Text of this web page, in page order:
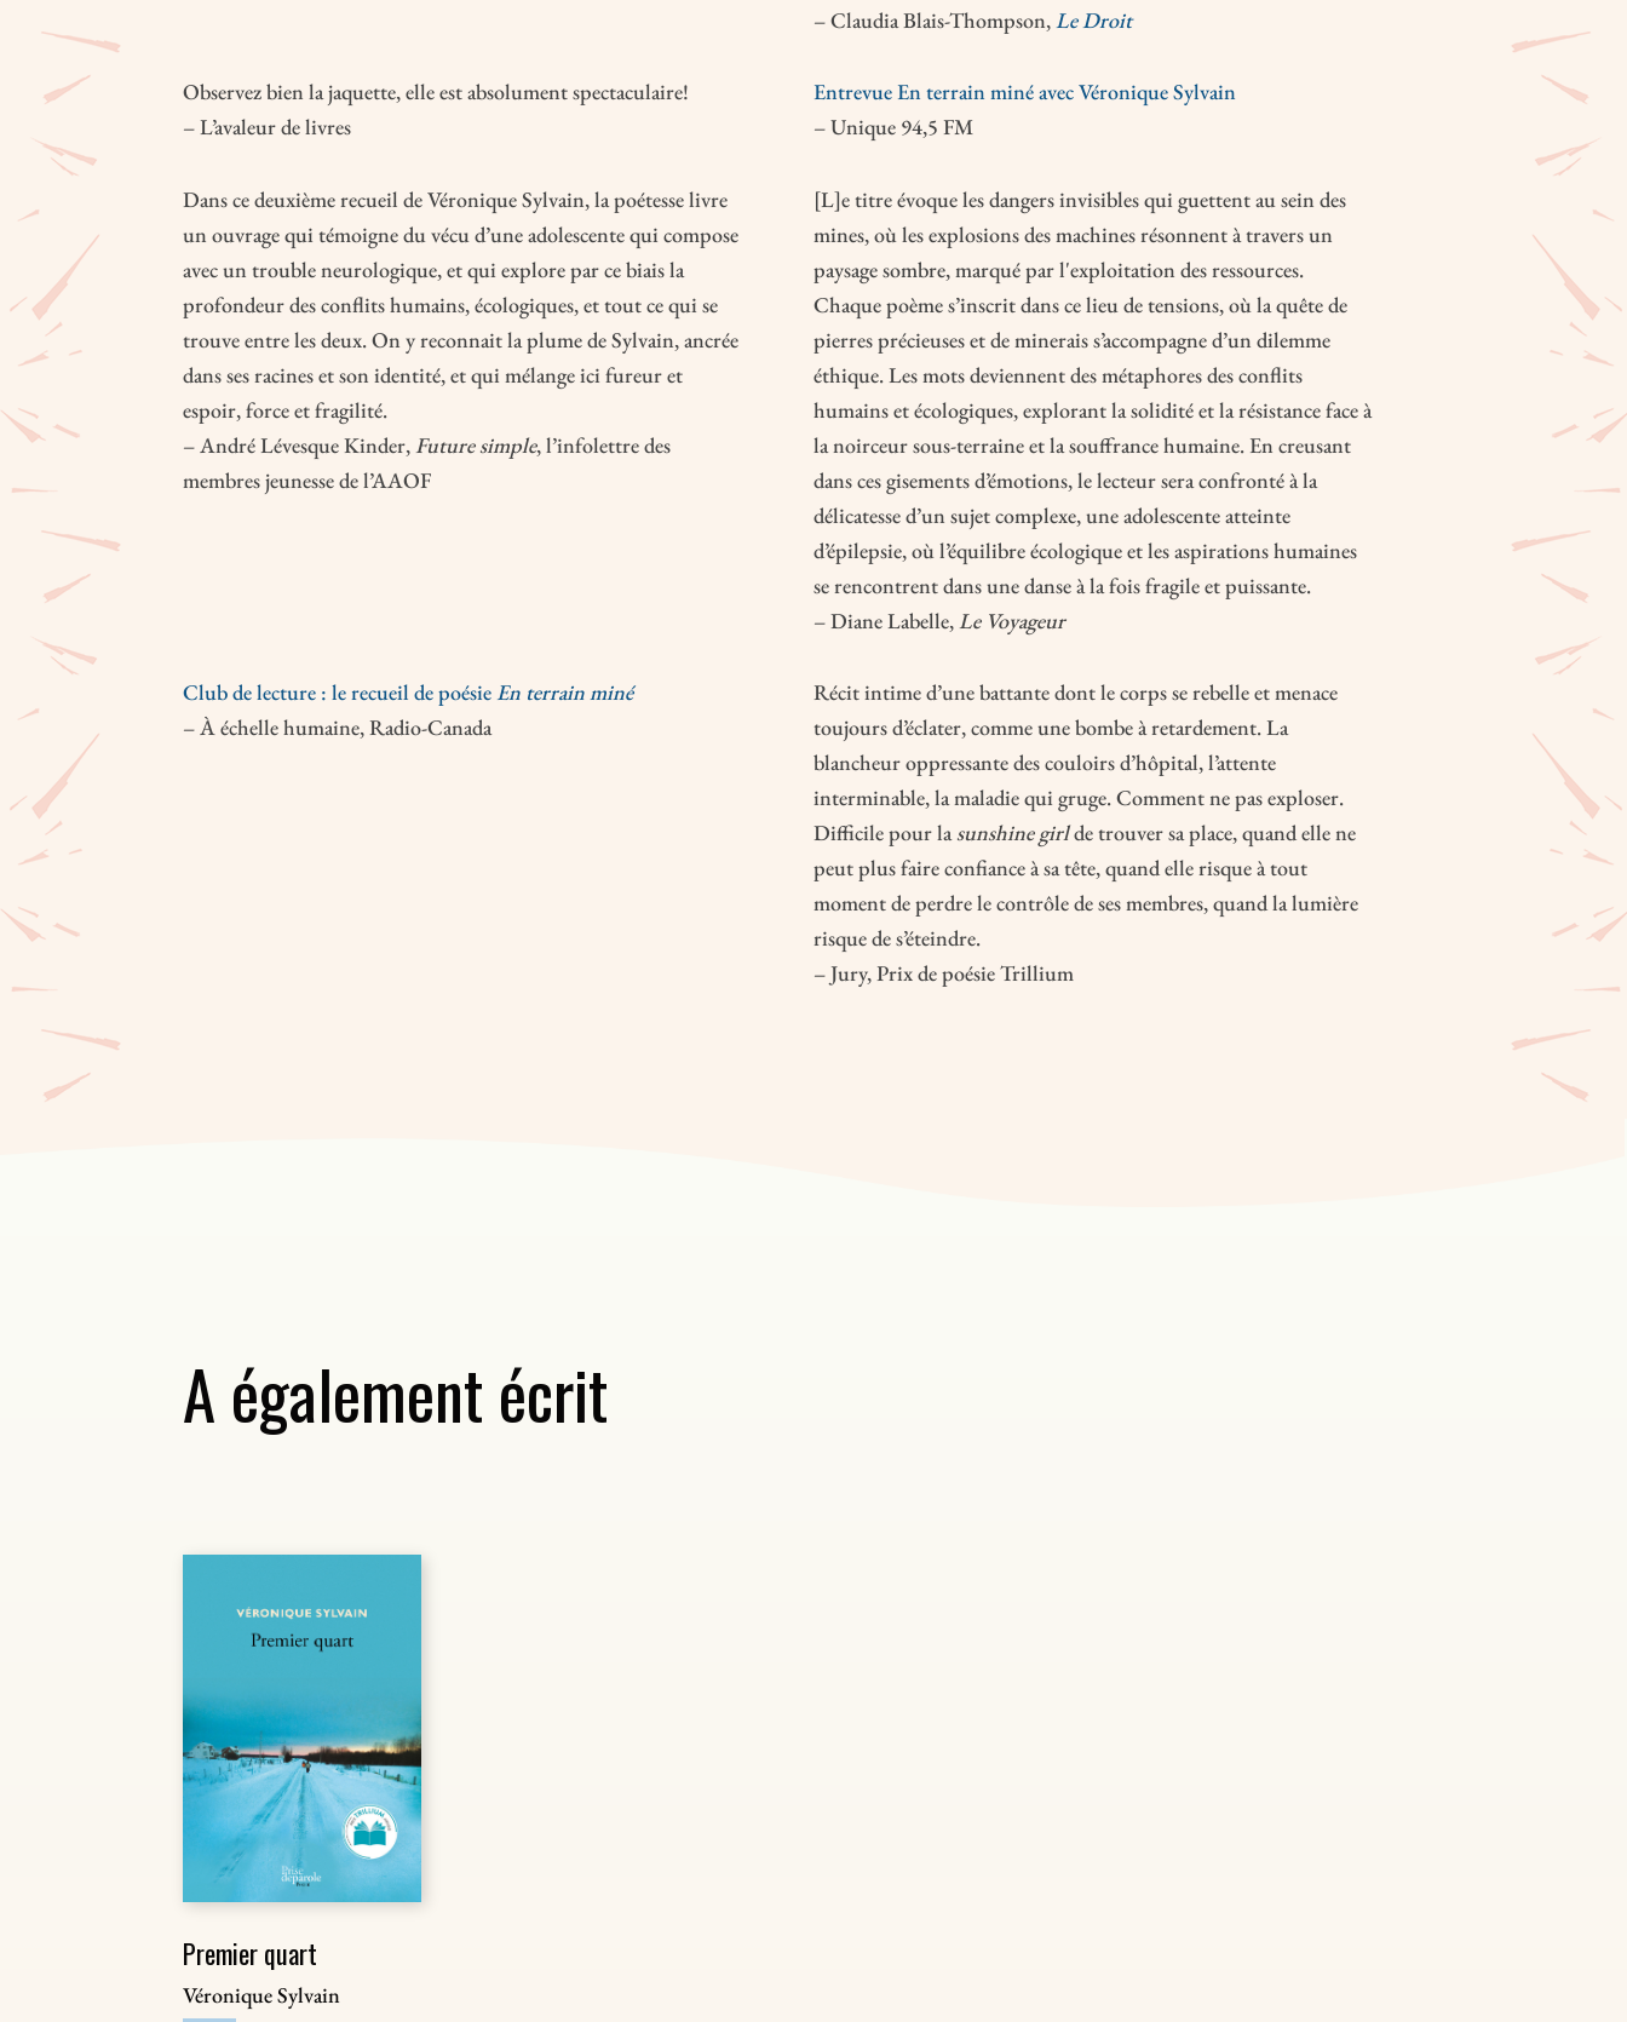
– Claudia Blais-Thompson,Le Droit
Observez bien la jaquette, elle est absolument spectaculaire!
– L’avaleur de livres
Entrevue En terrain miné avec Véronique Sylvain
– Unique 94,5 FM
Dans ce deuxième recueil de Véronique Sylvain, la poétesse livre
un ouvrage qui témoigne du vécu d’une adolescente qui compose
avec un trouble neurologique, et qui explore par ce biais la
profondeur des conflits humains, écologiques, et tout ce qui se
trouve entre les deux. On y reconnait la plume de Sylvain, ancrée
dans ses racines et son identité, et qui mélange ici fureur et
espoir, force et fragilité.
– André Lévesque Kinder,Future simple, l’infolettre des
membres jeunesse de l’AAOF
[L]e titre évoque les dangers invisibles qui guettent au sein des
mines, où les explosions des machines résonnent à travers un
paysage sombre, marqué par l'exploitation des ressources.
Chaque poème s’inscrit dans ce lieu de tensions, où la quête de
pierres précieuses et de minerais s’accompagne d’un dilemme
éthique. Les mots deviennent des métaphores des conflits
humains et écologiques, explorant la solidité et la résistance face à
la noirceur sous-terraine et la souffrance humaine. En creusant
dans ces gisements d’émotions, le lecteur sera confronté à la
délicatesse d’un sujet complexe, une adolescente atteinte
d’épilepsie, où l’équilibre écologique et les aspirations humaines
se rencontrent dans une danse à la fois fragile et puissante.
– Diane Labelle,Le Voyageur
Club de lecture : le recueil de poésieEn terrain miné
– À échelle humaine, Radio-Canada
Récit intime d’une battante dont le corps se rebelle et menace
toujours d’éclater, comme une bombe à retardement. La
blancheur oppressante des couloirs d’hôpital, l’attente
interminable, la maladie qui gruge. Comment ne pas exploser.
Difficile pour lasunshine girlde trouver sa place, quand elle ne
peut plus faire confiance à sa tête, quand elle risque à tout
moment de perdre le contrôle de ses membres, quand la lumière
risque de s’éteindre.
– Jury, Prix de poésie Trillium
A également écrit
Premier quart
Véronique Sylvain